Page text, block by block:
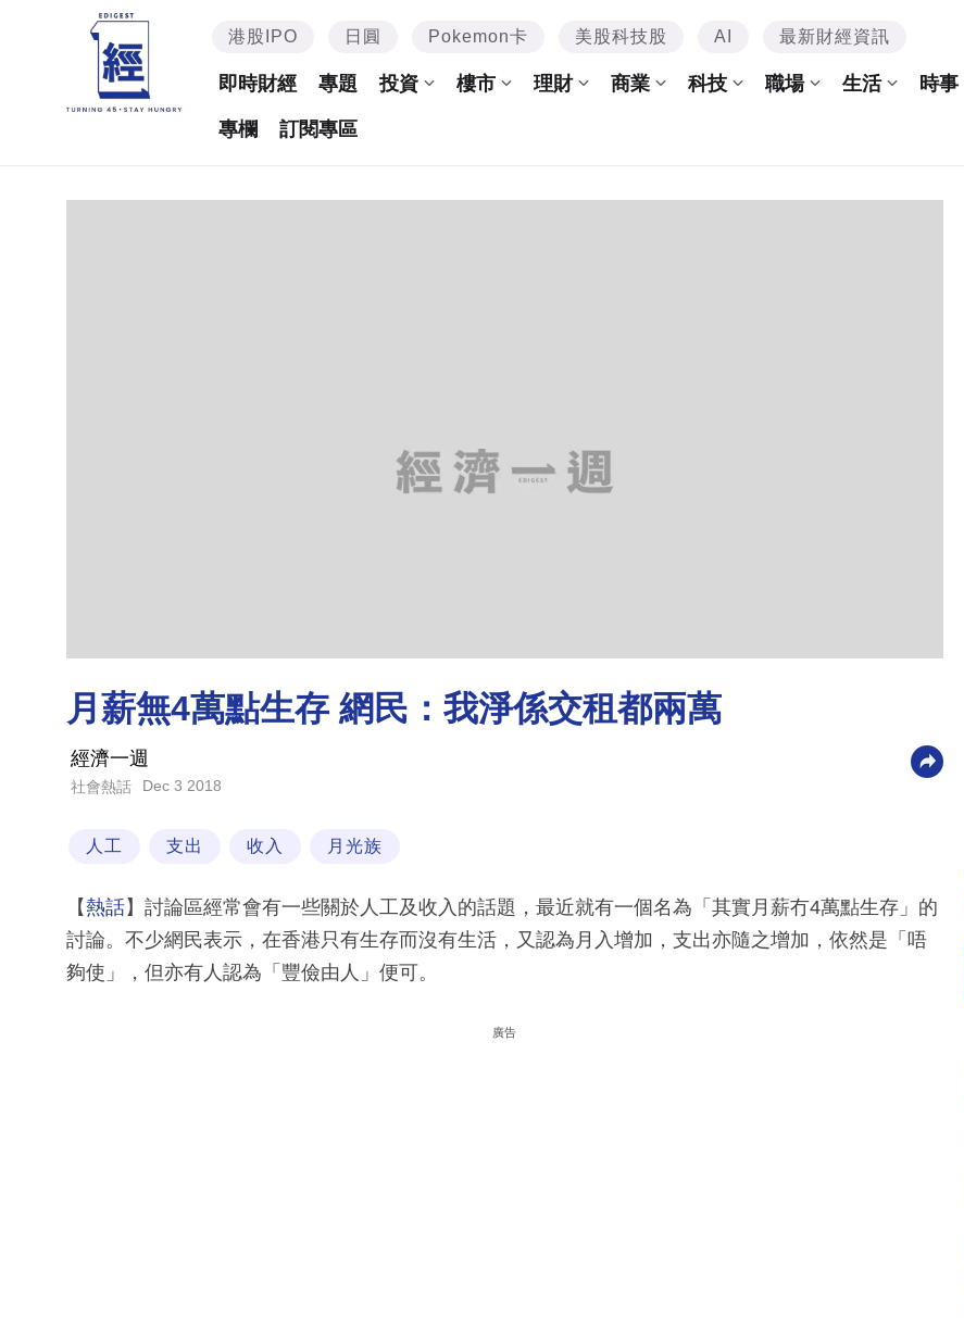
港股IPO 日圓 Pokemon卡 美股科技股 AI 最新財經資訊
即時財經 專題 投資 樓市 理財 商業 科技 職場 生活 時事
專欄 訂閱專區
月薪無4萬點生存 網民：我淨係交租都兩萬
經濟一週
社會熱話 Dec 3 2018
人工 支出 收入 月光族
【熱話】討論區經常會有一些關於人工及收入的話題，最近就有一個名為「其實月薪冇4萬點生存」的
討論。不少網民表示，在香港只有生存而沒有生活，又認為月入增加，支出亦隨之增加，依然是「唔
夠使」，但亦有人認為「豐儉由人」便可。
廣告